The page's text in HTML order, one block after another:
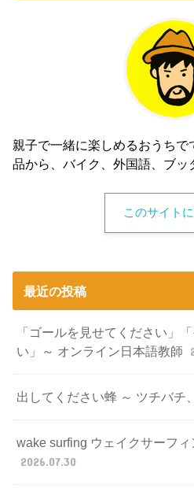
親子で一緒に楽しめるおうち
品から、バイク、外国語、ブッ
このサイト
最近の投稿
「ゴールを見せてください」
い」～ オンライン日本語教師
出してください蜂 ～ ツチバチ
wake surfing ウェイクサーフィ
2026.07.30